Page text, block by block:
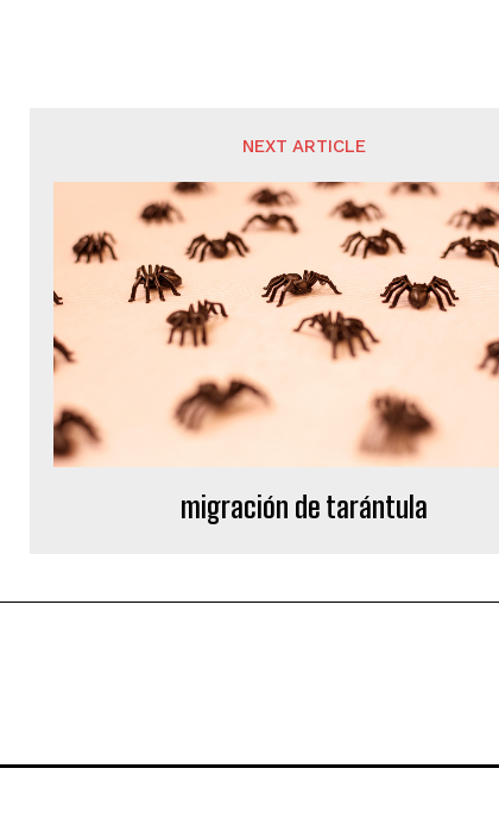
NEXT ARTICLE
migración de tarántula